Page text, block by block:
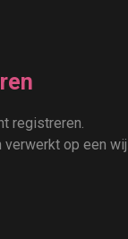
registreren.
op een